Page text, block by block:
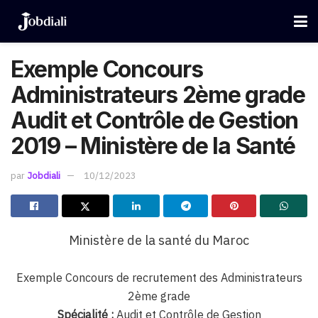
Exemple Concours
Administrateurs 2ème grade
Audit et Contrôle de Gestion
2019 – Ministère de la Santé
par Jobdiali 10/12/2023
Ministère de la santé du Maroc
Exemple Concours de recrutement des Administrateurs
2ème grade
Spécialité :Audit et Contrôle de Gestion